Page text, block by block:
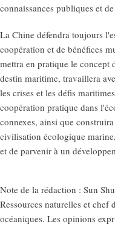
connaissances publiques et
La Chine défendra toujours
coopération et de bénéfices
mettra en pratique le concept
destin maritime, travaillera
les crises et les défis
coopération pratique dans
connexes, ainsi que
civilisation écologique
et de parvenir à un
Note de la rédaction : Sun
Ressources naturelles et
océaniques. Les opinions